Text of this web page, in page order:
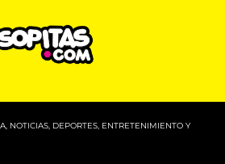
NOTICIAS, DEPORTES, ENTRETENIMIENTO Y